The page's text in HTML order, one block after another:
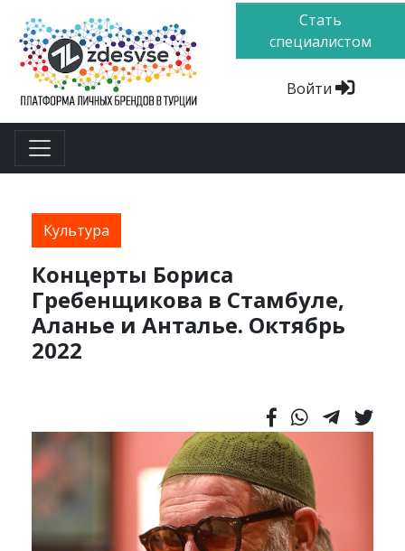
Стать
специалистом
Войти
Культура
Концерты Бориса
Гребенщикова в Стамбуле,
Аланье и Анталье. Октябрь
2022